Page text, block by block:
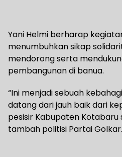
Yani Helmi berharap
menumbuhkan sikap
mendorong serta
pembangunan di banua.
“Ini menjadi sebuah
datang dari jauh baik dari
pesisir Kabupaten
tambah politisi Partai Golkar.